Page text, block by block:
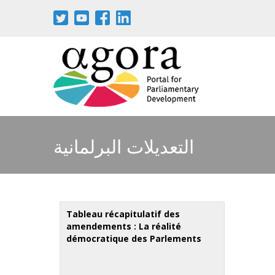
التعديلات البرلمانية
Tableau récapitulatif des
amendements : La réalité
démocratique des Parlements